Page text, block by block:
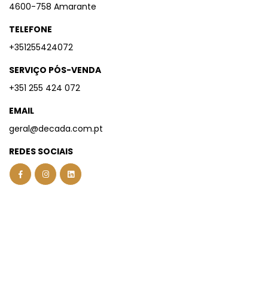
4600-758 Amarante
TELEFONE
+351255424072
SERVIÇO PÓS-VENDA
+351 255 424 072
EMAIL
geral@decada.com.pt
REDES SOCIAIS